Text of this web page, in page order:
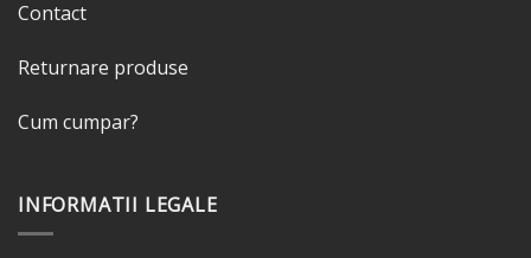
Contact
Returnare produse
Cum cumpar?
INFORMATII LEGALE